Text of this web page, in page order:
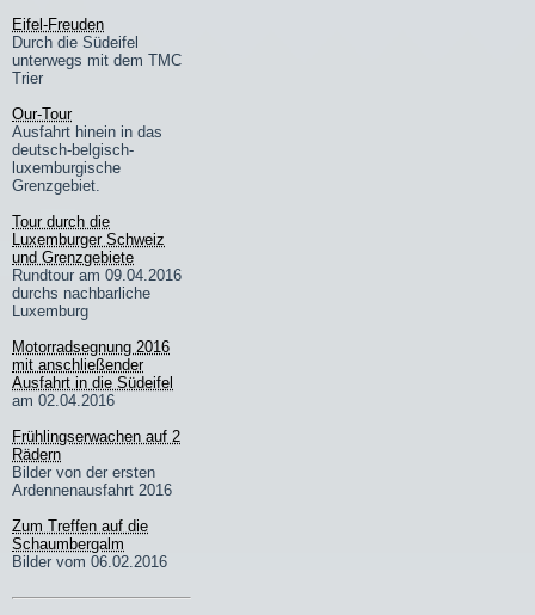
Eifel-Freuden
Durch die Südeifel
unterwegs mit dem TMC
Trier
Our-Tour
Ausfahrt hinein in das
deutsch-belgisch-
luxemburgische
Grenzgebiet.
Tour durch die
Luxemburger Schweiz
und Grenzgebiete
Rundtour am 09.04.2016
durchs nachbarliche
Luxemburg
Motorradsegnung 2016
mit anschließender
Ausfahrt in die Südeifel
am 02.04.2016
Frühlingserwachen auf 2
Rädern
Bilder von der ersten
Ardennenausfahrt 2016
Zum Treffen auf die
Schaumbergalm
Bilder vom 06.02.2016